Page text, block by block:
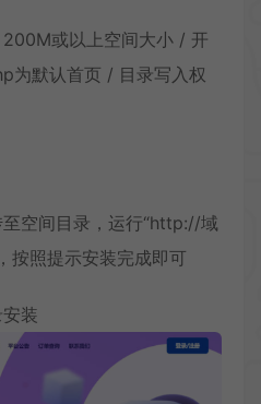
200M或以上空间大小 / 开
为默认首页 / 目录写入权
至空间目录，运行“http://域
按照提示安装完成即可
装